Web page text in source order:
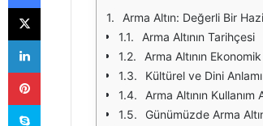
Arma Altın: Değerli Bir
Arma Altının Tarihçesi
Arma Altının
Kültürel ve Dini Anlamı
Arma Altının Kullanım
Günümüzde Arma
X
LinkedIn
Pinterest
Skype